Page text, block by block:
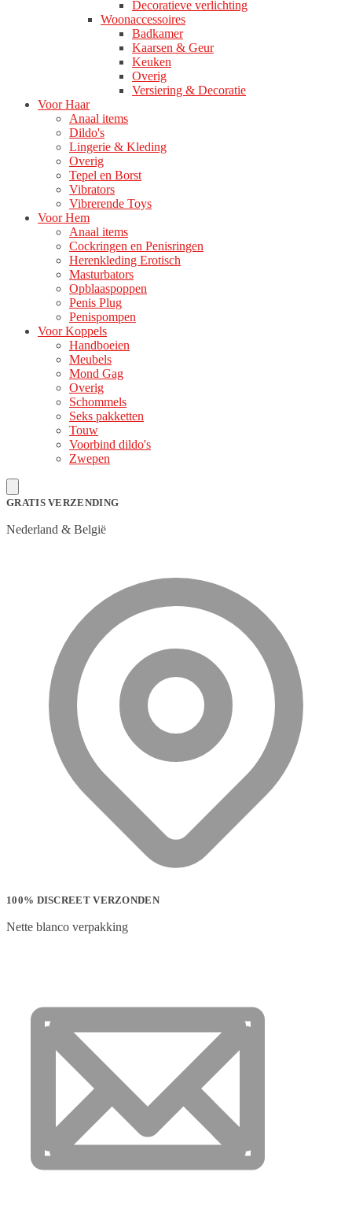
Decoratieve verlichting
Woonaccessoires
Badkamer
Kaarsen & Geur
Keuken
Overig
Versiering & Decoratie
Voor Haar
Anaal items
Dildo's
Lingerie & Kleding
Overig
Tepel en Borst
Vibrators
Vibrerende Toys
Voor Hem
Anaal items
Cockringen en Penisringen
Herenkleding Erotisch
Masturbators
Opblaaspoppen
Penis Plug
Penispompen
Voor Koppels
Handboeien
Meubels
Mond Gag
Overig
Schommels
Seks pakketten
Touw
Voorbind dildo's
Zwepen
GRATIS VERZENDING
Nederland & België
100% DISCREET VERZONDEN
Nette blanco verpakking